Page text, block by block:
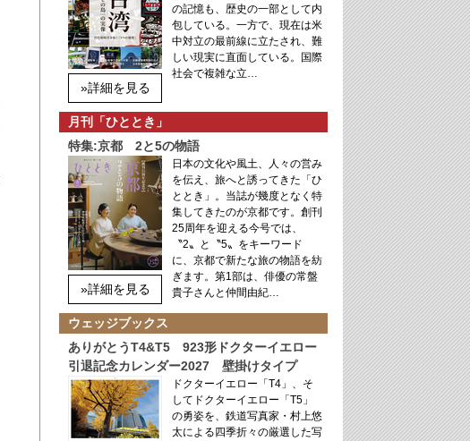
»詳細を見る
の記憶も、歴史の一部として内
包している。一方で、現在は米
中対立の最前線に立たされ、難
しい現実に直面している。国際
社会で複雑な立…
月刊「ひととき」
特集:京都 2と5の物語
»詳細を見る
日本の文化や風土、人々の営み
を伝え、旅へと誘ってきた「ひ
ととき」。当誌が幾度となく特
集してきたのが京都です。創刊
25周年を迎える今号では、
〝2〟と〝5〟をキーワード
に、京都で新たな旅の物語を紡
ぎます。第1部は、俳優の常盤
貴子さんと仲間由紀…
ウェッジブックス
ありがとうT4&T5 923形ドクターイエロー
引退記念カレンダー2027 壁掛けタイプ
ドクターイエロー「T4」、そ
してドクターイエロー「T5」
の勇姿を、鉄道写真家・村上悠
太による四季折々の厳選した写